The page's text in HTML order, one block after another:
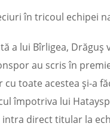
în tricoul echipei
a lui Bîrligea,
au scris în
toate acestea și-a
împotriva lui
intra direct titular la